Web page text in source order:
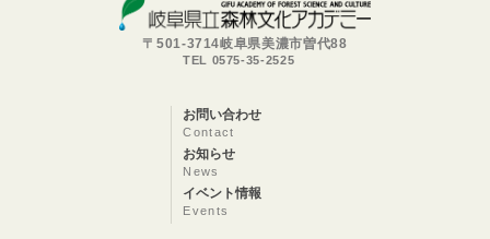
〒501-3714岐阜県美濃市曽代88
TEL 0575-35-2525
お問い合わせ
Contact
お知らせ
News
イベント情報
Events